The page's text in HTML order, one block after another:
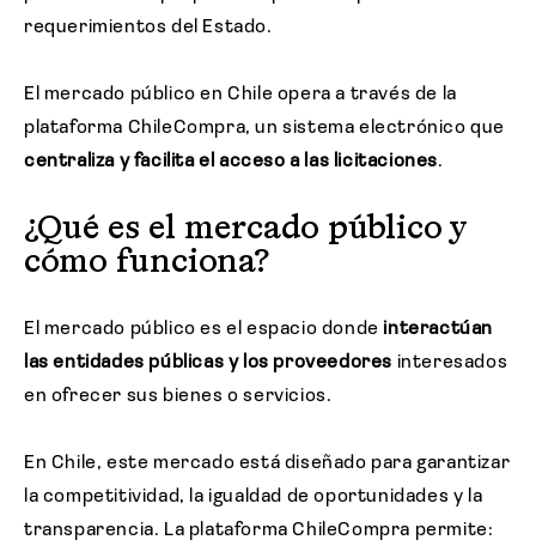
requerimientos del Estado.
El mercado público en Chile opera a través de la
plataforma ChileCompra, un sistema electrónico que
centraliza y facilita el acceso a las licitaciones.
¿Qué es el mercado público y
cómo funciona?
El mercado público es el espacio donde interactúan
las entidades públicas y los proveedores interesados
en ofrecer sus bienes o servicios.
En Chile, este mercado está diseñado para garantizar
la competitividad, la igualdad de oportunidades y la
transparencia. La plataforma ChileCompra permite: